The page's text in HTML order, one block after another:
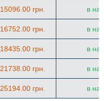
15096.00 грн. в
16752.00 грн. в
18435.00 грн. в
21738.00 грн. в
25194.00 грн. в